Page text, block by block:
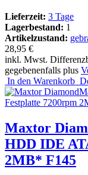
Lieferzeit: 3 Tage
Lagerbestand: 1
Artikelzustand:
28,95 €
inkl. Mwst.
gegebenenfalls plus
In den Warenkorb
Maxtor
HDD IDE
2MB* F145